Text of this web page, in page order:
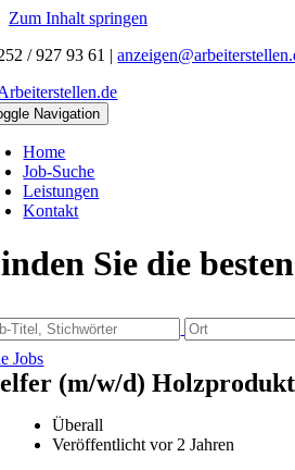
Zum Inhalt springen
/ 927 93 61 |
Navigation
Home
Job-Suche
Leistungen
Kontakt
Sie die
Jobs
(m/w/d)
Überall
Veröffentlicht vor 2 Jahren